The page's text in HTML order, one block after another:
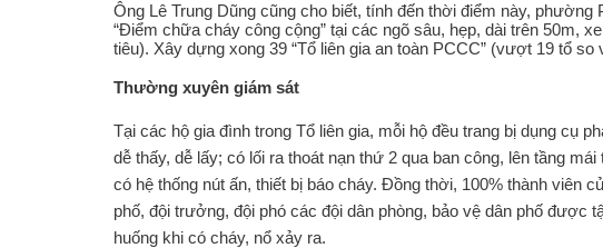
Ông Lê Trung Dũng cũng cho biết, tính đến thời điểm này,
“Điểm chữa cháy công cộng” tại các ngõ sâu, hẹp, dài trên 50m,
tiêu). Xây dựng xong 39 “Tổ liên gia an toàn PCCC” (vượt 19 tổ so
Thường xuyên giám sát
Tại các hộ gia đình trong Tổ liên gia, mỗi hộ đều trang bị dụng cụ
dễ thấy, dễ lấy; có lối ra thoát nạn thứ 2 qua ban công, lên tầng
có hệ thống nút ấn, thiết bị báo cháy. Đồng thời, 100% thành viên
phố, đội trưởng, đội phó các đội dân phòng, bảo vệ dân phố được
huống khi có cháy, nổ xảy ra.